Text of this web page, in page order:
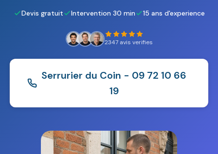
Devis gratuit Intervention 30 min 15 ans d'experience
2347 avis verifies
Serrurier du Coin - 09 72 10 66
19